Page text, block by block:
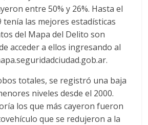
entre 50% y 26%. Hasta el
tenía las mejores estadísticas
del Mapa del Delito son
acceder a ellos ingresando al
totales, se registró una baja
niveles desde el 2000.
los que más cayeron fueron
que se redujeron a la